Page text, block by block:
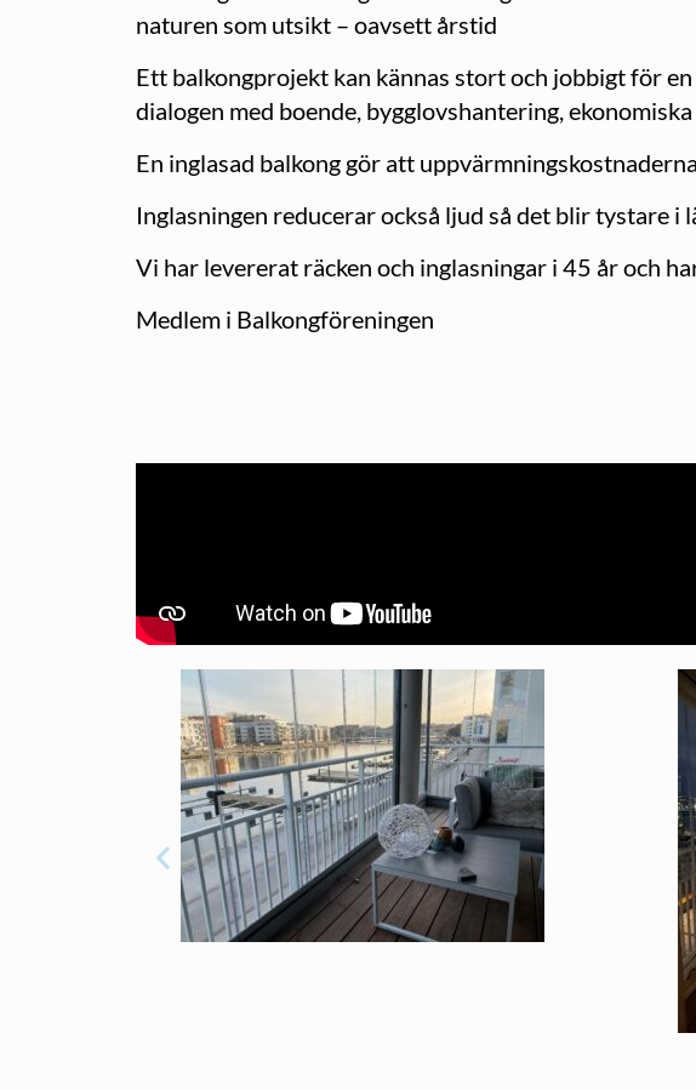
naturen som utsikt – oavsett årstid
Ett balkongprojekt kan kännas stort och jobbigt för
dialogen med boende, bygglovshantering,
En inglasad balkong gör att
Inglasningen reducerar också ljud så det blir tystare i
Vi har levererat räcken och inglasningar i 45 år och
Medlem i Balkongföreningen